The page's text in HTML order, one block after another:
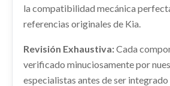
KIA CARENS IV 1.6 GDI
Ref: 2274364
Consultar
RADIADOR AGUA
RADIADOR AGUA 25310A4050
KIA CARENS IV 1.6 GDI
la compatibilidad mecánica
referencias originales de Kia.
Revisión Exhaustiva:Cada
verificado minuciosamente por
especialistas antes de ser integrado